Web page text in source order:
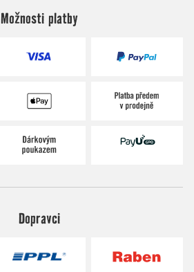
Možnosti platby
Dopravci